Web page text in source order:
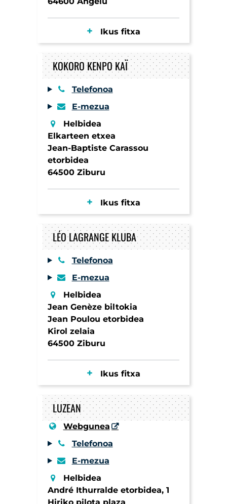
Ikus fitxa
KOKORO KENPO KAÏ
Telefonoa
E-mezua
Helbidea
Elkarteen etxea
Jean-Baptiste Carassou
etorbidea
64500 Ziburu
Ikus fitxa
LÉO LAGRANGE KLUBA
Telefonoa
E-mezua
Helbidea
Jean Genèze biltokia
Jean Poulou etorbidea
Kirol zelaia
64500 Ziburu
Ikus fitxa
LUZEAN
Webgunea
Telefonoa
E-mezua
Helbidea
André Ithurralde etorbidea, 1